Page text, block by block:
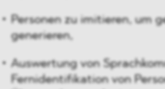
Personen zu imitieren, um
generieren,
Auswertung von
Fernidentifikation von